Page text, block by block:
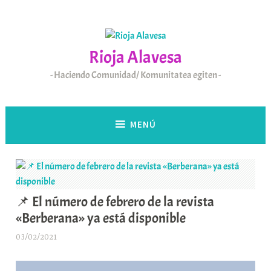
Rioja Alavesa
Haciendo Comunidad/ Komunitatea egiten
MENÚ
📌 El número de febrero de la revista
«Berberana» ya está disponible
03/02/2021